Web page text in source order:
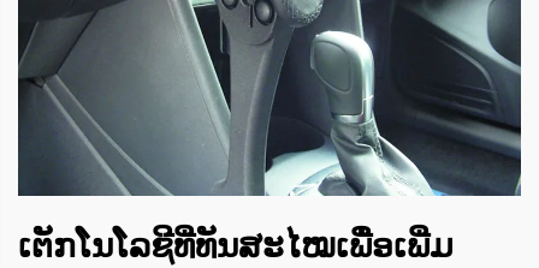
ເຕັກໂນໂລຊີທີ່ທັນສະໄໝເພື່ອເພີ່ມ